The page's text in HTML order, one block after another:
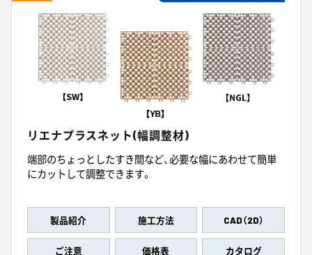
リエナプラスネット(幅調整材)
端部のちょっとしたすき間など、必要な幅にあわせて簡単
にカットして調整できます。
製品紹介 施工方法 CAD（2D）
ご注意 価格表 カタログ